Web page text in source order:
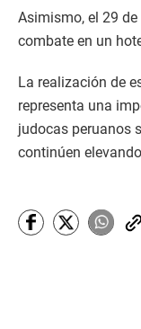
Asimismo, el 29
combate en un
La realización de
representa una
judocas peruanos
continúen